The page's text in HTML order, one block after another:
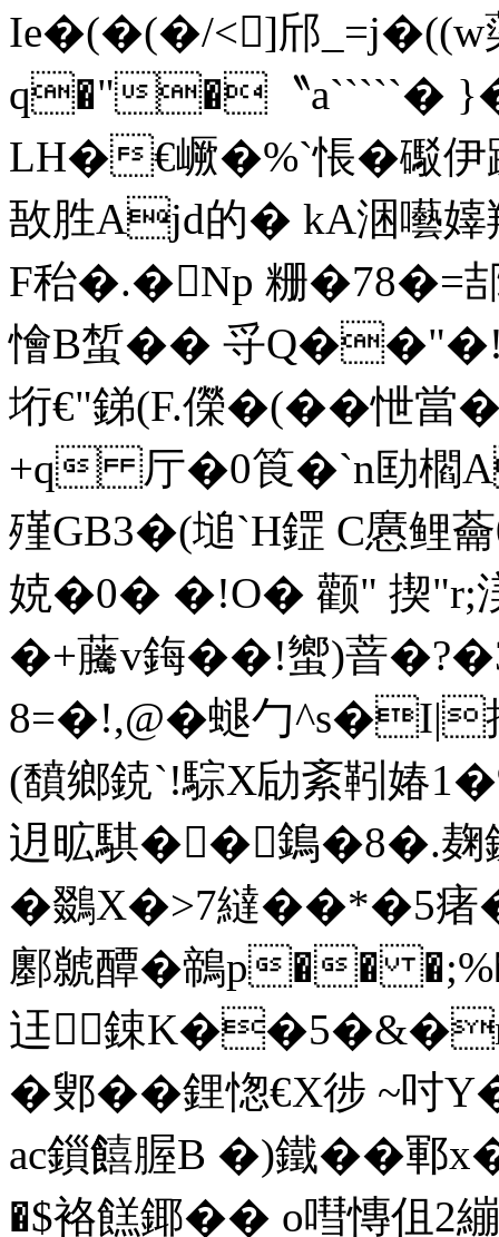
Ie�(�(�/<]邤_=j�((w蒅
q�"�〝a`````�
LH�€嶥�%`悵�礟伊蹦
敔胜Ajd的� kA涃囈
F秮�.�Np 粣�78�=郆
懀B蜤�� 寽
垳€"銻(F.儝�(��怈
+q 厅�0筤�ˋn劻
殣GB3�(塠`H鎠 C懬鲤
娔�0� �!O� 颧" 揳"r;
�+虅v鋂��!蠁)萻
8=�!,@�螁勹^s�I|
(馩鄉鋴`!騌X劶 紊靷媋
迌昿騏�� 鵭�8�.
�鵽X�>7繨��*�5
鄽虩醰�鶙p��
迋鋉
�鄋��鋰愡€X徏 ~吋
ac鎻饎腛B �)鐵��
�$袼餻鎁�� o嘒慱伹